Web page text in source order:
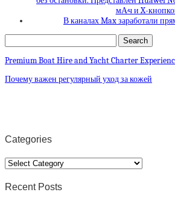
мА·ч и X-
В каналах Max заработали
Premium Boat Hire and Yacht Charter
Почему важен регулярный уход за кожей
Categories
Categories
Recent Posts